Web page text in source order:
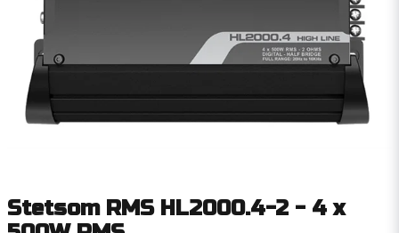
Stetsom RMS HL2000.4-2 - 4 x